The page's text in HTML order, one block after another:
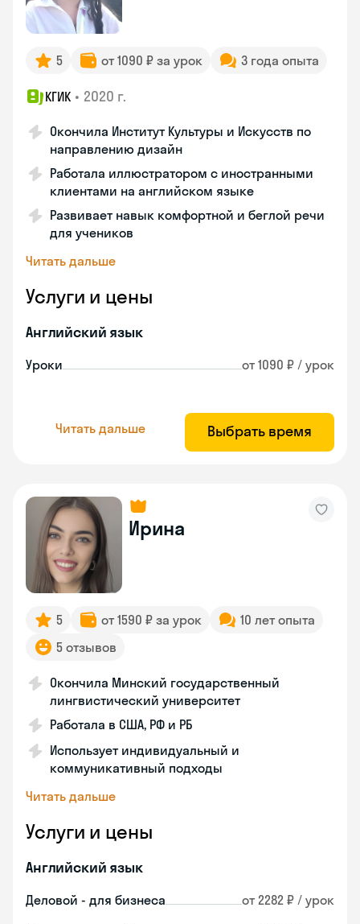
5 от 1090 ₽ за урок 3 года опыта
КГИК • 2020 г.
Окончила Институт Культуры и Искусств по
направлению дизайн
Работала иллюстратором с иностранными
клиентами на английском языке
Развивает навык комфортной и беглой речи
для учеников
Читать дальше
Услуги и цены
Английский язык
Уроки от 1090 ₽ / урок
Читать дальше Выбрать время
Ирина
5 от 1590 ₽ за урок
10 лет опыта
5 отзывов
Окончила Минский государственный
лингвистический университет
Работала в США, РФ и РБ
Использует индивидуальный и
коммуникативный подходы
Читать дальше
Услуги и цены
Английский язык
Деловой - для бизнеса от 2282 ₽ / урок